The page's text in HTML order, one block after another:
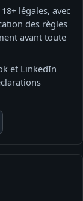
légales, avec
des règles
avant toute
et LinkedIn